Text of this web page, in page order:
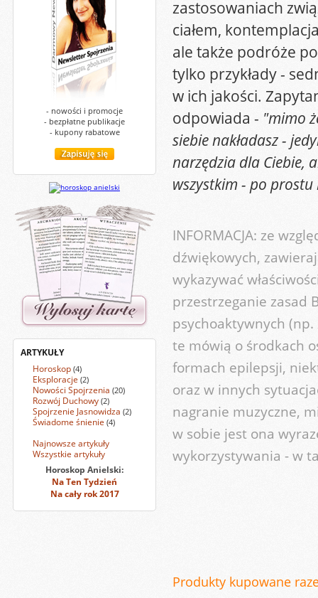
- nowości i promocje
- bezpłatne publikacje
- kupony rabatowe
ARTYKUŁY
Horoskop (4)
Eksploracje (2)
Nowości Spojrzenia (20)
Rozwój Duchowy (2)
Spojrzenie Jasnowidza (2)
Świadome śnienie (4)
Najnowsze artykuły
Wszystkie artykuły
Horoskop Anielski:
Na Ten Tydzień
Na cały rok 2017
zastosowaniach
ciałem,
ale także podróże
tylko przykłady -
w ich jakości.
odpowiada - "mimo
siebie nakładasz -
narzędzia dla Ciebie,
wszystkim - po
INFORMACJA: ze
dźwiękowych,
wykazywać
przestrzeganie zasad
psychoaktywnych
te mówią o środkach
formach epilepsji,
oraz w innych
nagranie muzyczne,
w sobie jest ona
wykorzystywania - w
Produkty kupowane